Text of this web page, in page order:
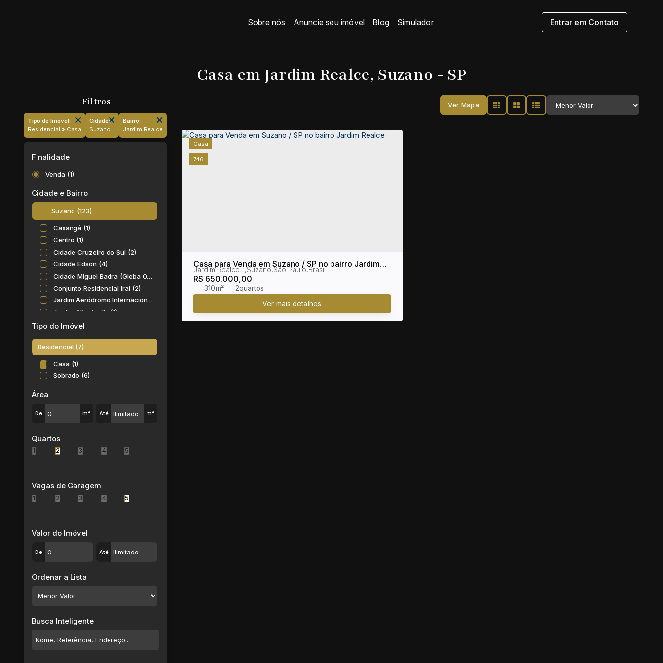
Entrar em Contato
Simulador
Blog
Anuncie seu imóvel
Sobre nós
Casa em Jardim Realce, Suzano - SP
Tipo de Imóvel:
Residencial » Casa
Cidade:
Suzano
Bairro:
Jardim Realce
Finalidade
Venda (1)
Cidade e Bairro
Suzano (123)
Caxangá (1)
Centro (1)
Cidade Cruzeiro do Sul (2)
Cidade Edson (4)
Cidade Miguel Badra (Gleba 02) (1)
Conjunto Residencial Irai (2)
Jardim Aeródromo Internacional (1)
Jardim Alterópolis (1)
Jardim Ana Rosa (Palmeiras) (1)
Jardim Casa Branca (8)
Jardim das Flores (9)
Jardim do Bosque (1)
Jardim Márcia (1)
Jardim Natal (1)
Jardim Realce (1)
Jardim Santa Helena (4)
Jardim Santa Lúcia (3)
Jardim Saúde (1)
Jardim Suzano (1)
Tipo do Imóvel
Residencial (7)
Casa (1)
Sobrado (6)
Área
De m² Até m²
Quartos
1 2 3 4 5
Vagas de Garagem
1 2 3 4 5
Valor do Imóvel
De Até
Ordenar a Lista
Busca Inteligente
Ver Mapa
746
Casa
Casa para Venda em Suzano / SP no bairro Jardim
Realce
R$ 650.000,00
Jardim Realce ,Suzano,São Paulo,Brasil
2
310m²